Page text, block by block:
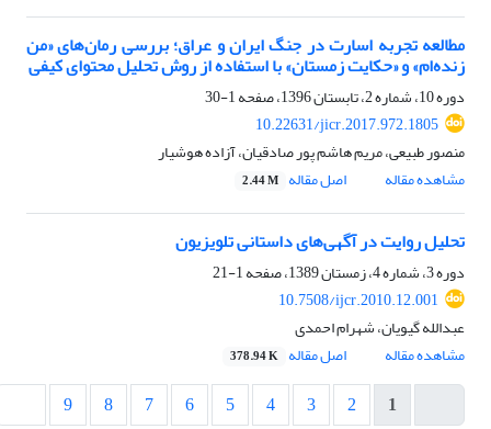
مطالعه تجربه اسارت در جنگ ایران و عراق؛ بررسی رمان‌های «من
زنده‌ام» و «حکایت زمستان» با استفاده از روش تحلیل محتوای کیفی
دوره 10، شماره 2، تابستان 1396، صفحه
1-30
10.22631/jicr.2017.972.1805
منصور طبیعی، مریم هاشم پور صادقیان، آزاده هوشیار
مشاهده مقاله
اصل مقاله 2.44 M
تحلیل روایت در آگهی‌های داستانی تلویزیون
دوره 3، شماره 4، زمستان 1389، صفحه
1-21
10.7508/ijcr.2010.12.001
عبدالله گیویان، شهرام احمدی
مشاهده مقاله
اصل مقاله 378.94 K
1
2
3
4
5
6
7
8
9